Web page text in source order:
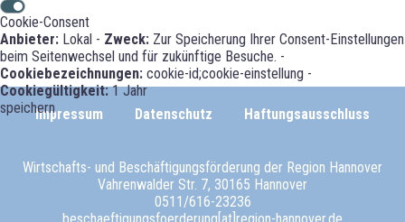
Cookie-Consent
Anbieter: Lokal - Zweck: Zur Speicherung Ihrer Consent-Einstellungen
beim Seitenwechsel und für zukünftige Besuche. -
Cookiebezeichnungen: cookie-id;cookie-einstellung -
Cookiegültigkeit:1 Jahr
speichernImpressum Datenschutz Haftungsausschluss
Wirtschafts- und Beschäftigungsförderung der Region Hannover
Vahrenwalder Str. 7, 30165 Hannover
0511/616-23236